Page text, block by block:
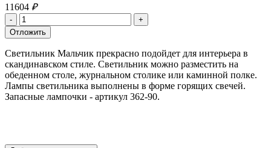
11604 ₽
Светильник Мальчик прекрасно подойдет для интерьера в
скандинавском стиле. Светильник можно разместить на
обеденном столе, журнальном столике или каминной полке.
Лампы светильника выполнены в форме горящих свечей.
Запасные лампочки - артикул 362-90.